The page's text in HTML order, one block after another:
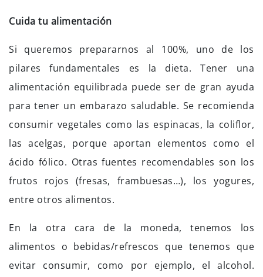
Cuida tu alimentación
Si queremos prepararnos al 100%, uno de los
pilares fundamentales es la dieta. Tener una
alimentación equilibrada puede ser de gran ayuda
para tener un embarazo saludable. Se recomienda
consumir vegetales como las espinacas, la coliflor,
las acelgas, porque aportan elementos como el
ácido fólico. Otras fuentes recomendables son los
frutos rojos (fresas, frambuesas…), los yogures,
entre otros alimentos.
En la otra cara de la moneda, tenemos los
alimentos o bebidas/refrescos que tenemos que
evitar consumir, como por ejemplo, el alcohol.